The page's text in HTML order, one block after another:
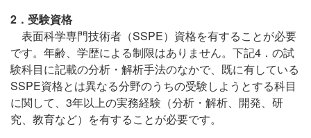
2．受験資格
表面科学専門技術者（SSPE）資格を有することが必要
です。年齢、学歴による制限はありません。下記4．の試
験科目に記載の分析・解析手法のなかで、既に有している
SSPE資格とは異なる分野のうちの受験しようとする科目
に関して、3年以上の実務経験（分析・解析、開発、研
究、教育など）を有することが必要です。